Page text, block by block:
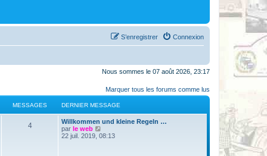
Connexion
S’enregistrer
Nous sommes le 07 août 2026, 23:17
Marquer tous les forums comme lus
MESSAGES DERNIER MESSAGE
4
Willkommen und kleine Regeln …
par le web
o
22 juil. 2019, 08:13